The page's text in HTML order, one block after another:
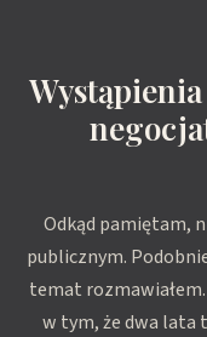
Odkąd pamiętam,
publicznym.
temat
w tym, że dwa lata